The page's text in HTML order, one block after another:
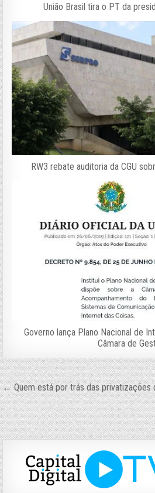
União Brasil tira o PT da
RW3 rebate auditoria da CGU
Governo lança Plano Nacional de
Câmara de
Navegação
de
Post
← Quem está por trás das privatizações